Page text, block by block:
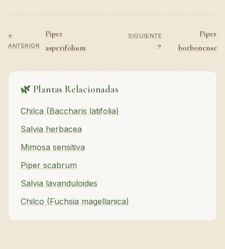
←
ANTERIOR
Piper
asperifolium
SIGUIENTE
→
Piper
borbonense
🌿 Plantas Relacionadas
Chilca (Baccharis latifolia)
Salvia herbacea
Mimosa sensitiva
Piper scabrum
Salvia lavanduloides
Chilco (Fuchsia magellanica)